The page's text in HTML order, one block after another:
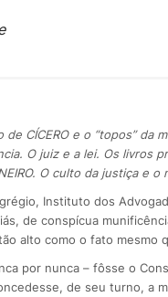
de CÍCERO e o “topos”
O juiz e a lei. Os livros
O culto da justiça e
Instituto dos
de conspícua
alto como o fato mesmo
por nunca – fôsse o
de seu turno, a